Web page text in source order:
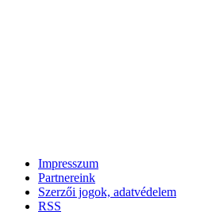
Impresszum
Partnereink
Szerzői jogok, adatvédelem
RSS